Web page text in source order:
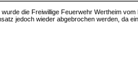
die Freiwillige Feuerwehr Wertheim
jedoch wieder abgebrochen werden, da